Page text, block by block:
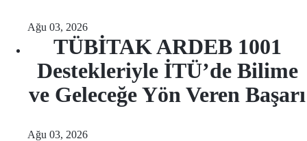
Ağu 03, 2026
TÜBİTAK ARDEB 1001
Destekleriyle İTÜ’de Bilime
ve Geleceğe Yön Veren Başarı
Ağu 03, 2026